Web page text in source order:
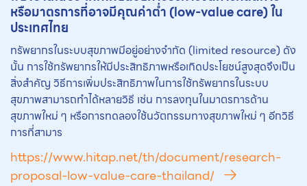
หรือมาตรการที่อาจมีคุณค่าตํ่า (low-value care) ใน
ประเทศไทย
ทรัพยากรในระบบสุขภาพมีอยู่อย่างจำกัด (limited resource) ดัง
นั้น การใช้ทรัพยากรให้มีประสิทธิภาพหรือเกิดประโยชน์สูงสุดจึงเป็น
สิ่งสำคัญ วิธีการเพิ่มประสิทธิภาพในการใช้ทรัพยากรในระบบ
สุขภาพสามารถทำได้หลายวิธี เช่น การลงทุนในมาตรการด้าน
สุขภาพใหม่ ๆ หรือการทดลองใช้นวัตกรรมทางสุขภาพใหม่ ๆ อีกวิธี
การที่สามาร
https://www.hitap.net/th/document/research-
proposal-low-value-care-thailand/